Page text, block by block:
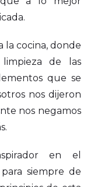
la cocina, donde
de las
que se
nos dijeron
nos negamos
en el
siempre de